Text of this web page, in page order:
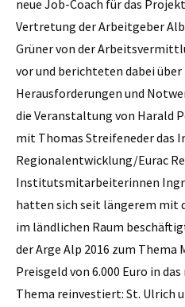
neue Job-Coach für das
Vertretung der Arbeitgeber
Grüner von der
vor und berichteten dabei
Herausforderungen und
die Veranstaltung von Harald
mit Thomas Streifeneder das
Regionalentwicklung/Eurac
Institutsmitarbeiterinnen
hatten sich seit längerem
im ländlichen Raum
der Arge Alp 2016 zum Thema
Preisgeld von 6.000 Euro in
Thema reinvestiert: St. Ulrich